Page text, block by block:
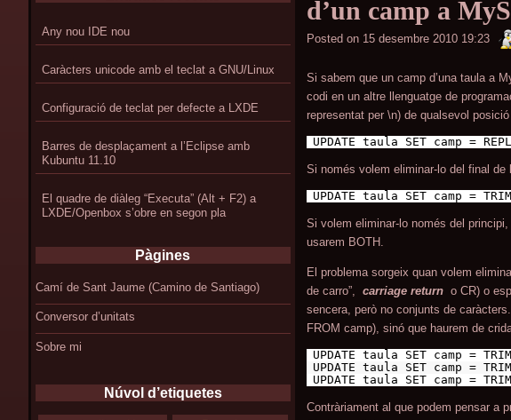
d’un camp a
Posted on 15 desembre 2010 19:23
Si sabem que un camp d’una taula a
codi en un altre llenguatge de
representat per \n) de qualsevol
UPDATE taula SET camp =
Si només volem eliminar-lo del final de
UPDATE taula SET camp =
Si volem eliminar-lo només del
usarem BOTH.
El problema sorgeix quan volem
de carro”,
carriage return o CR) o
sencera, però no conjunts de
FROM camp), sinó que haurem de
UPDATE taula SET camp =
UPDATE taula SET camp =
UPDATE taula SET camp =
Contràriament al que podem pensar a
Any nou IDE nou
Caràcters unicode amb el teclat a GNU/Linux
Configuració de teclat per defecte a LXDE
Barres de desplaçament a l’Eclipse amb
Kubuntu 11.10
El quadre de diàleg “Executa” (Alt + F2) a
LXDE/Openbox s’obre en segon pla
Pàgines
Camí de Sant Jaume (Camino de Santiago)
Conversor d’unitats
Sobre mi
Núvol d’etiquetes